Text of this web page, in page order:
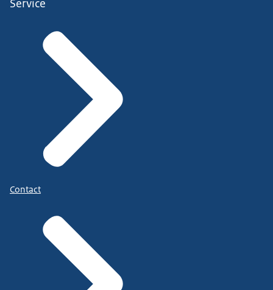
Service
Contact